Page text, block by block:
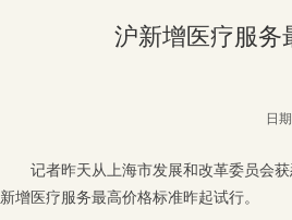
沪新增医疗服务
日
记者昨天从上海市发展和改革委员会获
新增医疗服务最高价格标准昨起试行。